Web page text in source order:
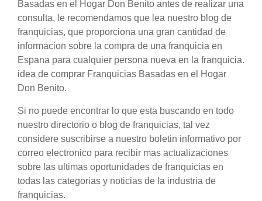
Basadas en el Hogar Don Benito antes de realizar una
consulta, le recomendamos que lea nuestro blog de
franquicias, que proporciona una gran cantidad de
informacion sobre la compra de una franquicia en
Espana para cualquier persona nueva en la franquicia.
idea de comprar Franquicias Basadas en el Hogar
Don Benito.
Si no puede encontrar lo que esta buscando en todo
nuestro directorio o blog de franquicias, tal vez
considere suscribirse a nuestro boletin informativo por
correo electronico para recibir mas actualizaciones
sobre las ultimas oportunidades de franquicias en
todas las categorias y noticias de la industria de
franquicias.